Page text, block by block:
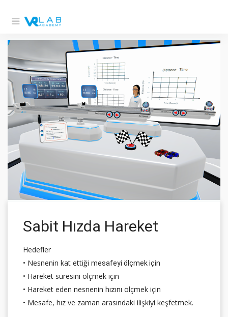
Sabit Hızda Hareket
Hedefler
• Nesnenin kat ettiği mesafeyi ölçmek için
• Hareket süresini ölçmek için
• Hareket eden nesnenin hızını ölçmek için
• Mesafe, hız ve zaman arasındaki ilişkiyi keşfetmek.